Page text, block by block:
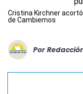
Cristina Kirchner
de Cambiemos
Por